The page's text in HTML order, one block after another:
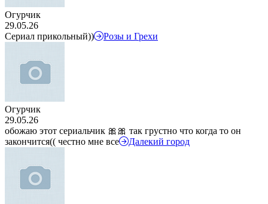
Огурчик
29.05.26
Сериал прикольный))
Розы и Грехи
Огурчик
29.05.26
обожаю этот сериальчик 🎀🎀 так грустно что когда то он
закончится(( честно мне все
Далекий город